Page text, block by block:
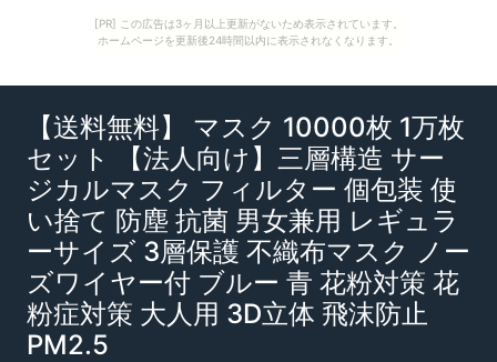
[PR] この広告は3ヶ月以上更新がないため表示されています。
ホームページを更新後24時間以内に表示されなくなります。
【送料無料】 マスク 10000枚 1万枚
セット 【法人向け】三層構造 サー
ジカルマスク フィルター 個包装 使
い捨て 防塵 抗菌 男女兼用 レギュラ
ーサイズ 3層保護 不織布マスク ノー
ズワイヤー付 ブルー 青 花粉対策 花
粉症対策 大人用 3D立体 飛沫防止
PM2.5